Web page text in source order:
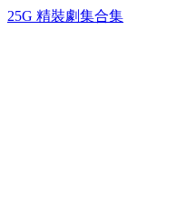
25G 精裝劇集合集